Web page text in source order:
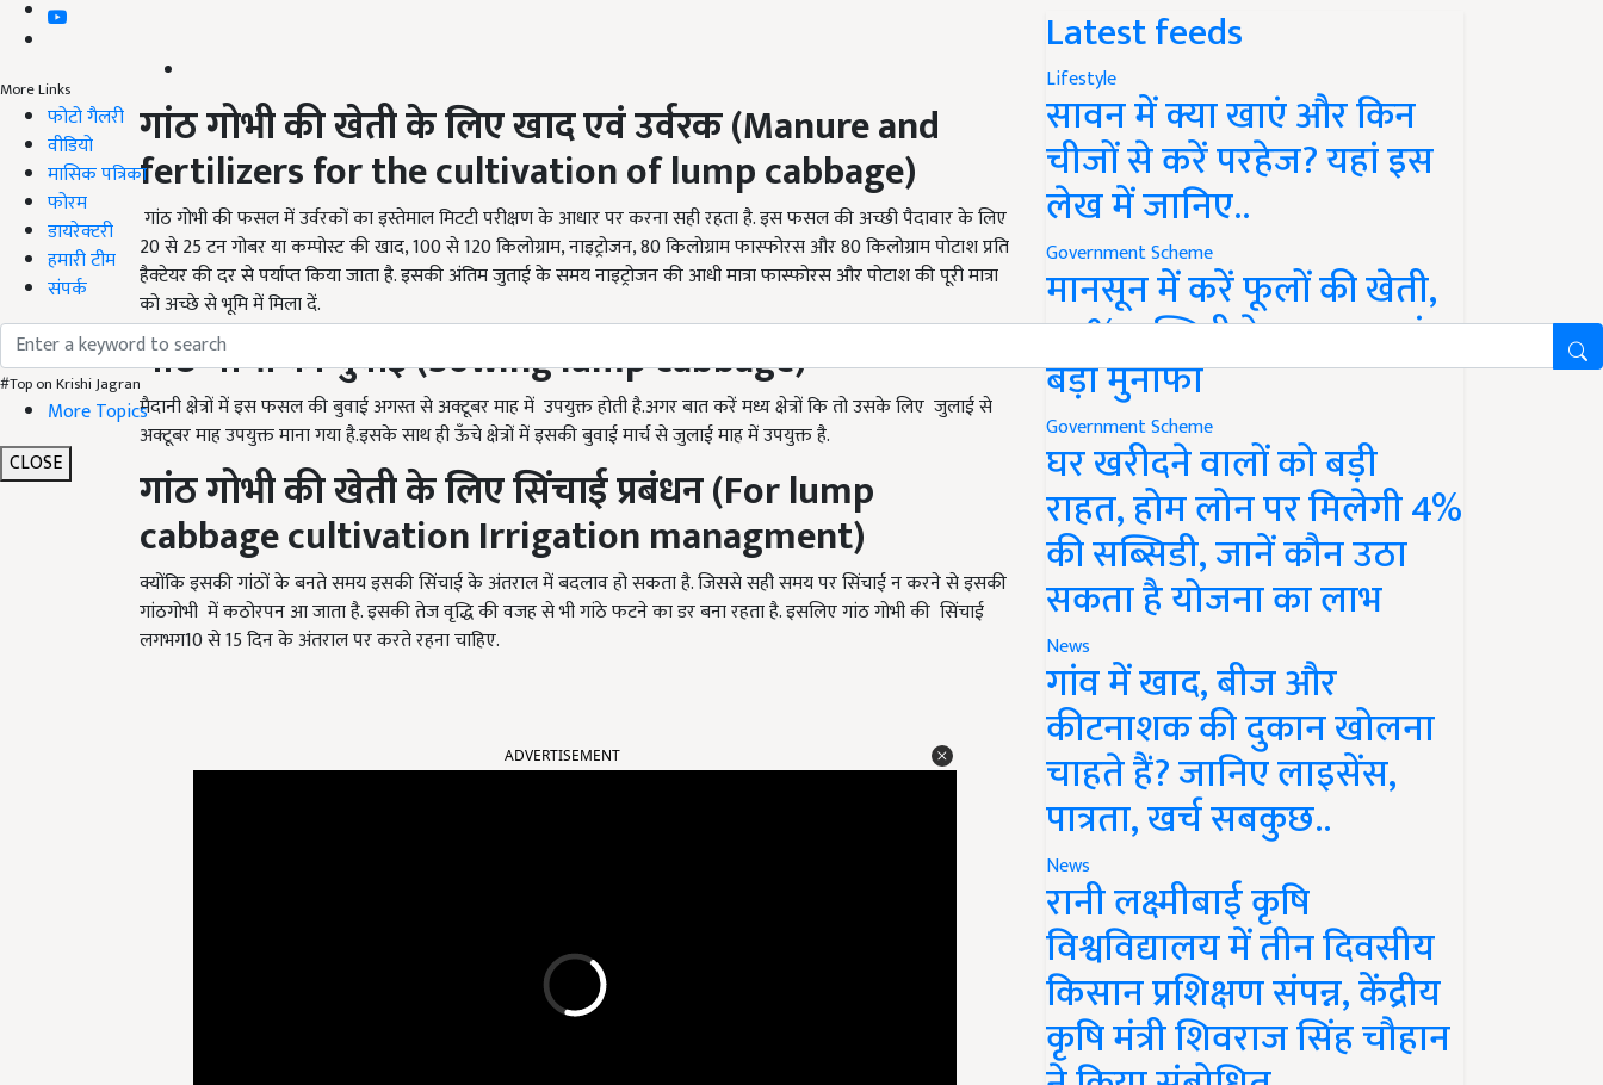
More Links
फोटो गैलरी
वीडियो
मासिक पत्रिका
फोरम
डायरेक्टरी
हमारी टीम
संपर्क
#Top on Krishi Jagran
More Topics
CLOSE
गांठ गोभी की खेती के लिएखाद एवं उर्वरक (Manure and
fertilizers for the cultivation of lump cabbage)
गांठ गोभी की फसल में उर्वरकों का इस्तेमाल मिटटी परीक्षण के आधार पर करना सही रहता है. इस फसल की अच्छी पैदावार के लिए
20से25टन गोबर या कम्पोस्ट की खाद, 100से120किलोग्राम,नाइट्रोजन, 80किलोग्राम फास्फोरस और80किलोग्राम पोटाश प्रति
हैक्टेयर की दर से पर्याप्त किया जाता है. इसकी अंतिम जुताई के समय नाइट्रोजन की आधी मात्रा फास्फोरस और पोटाश की पूरी मात्रा
को अच्छे से भूमि में मिला दें.
गांठ गोभी कीबुवाई (Sowing lump cabbage)
मैदानी क्षेत्रों में इस फसल की बुवाई अगस्त से अक्टूबर माह में उपयुक्त होती है.अगर बात करें मध्य क्षेत्रों कि तो उसके लिए जुलाई से
अक्टूबर माह उपयुक्त माना गया है.इसके साथ ही ऊँचे क्षेत्रों में इसकी बुवाई मार्च से जुलाई माह में उपयुक्त है.
गांठ गोभी की खेती के लिएसिंचाई प्रबंधन (For lump
cabbage cultivation Irrigation managment)
क्योंकि इसकी गांठों के बनते समय इसकी सिंचाई के अंतराल में बदलाव हो सकता है. जिससे सही समय पर सिंचाई न करने से इसकी
गांठगोभी में कठोरपन आ जाता है. इसकी तेज वृद्धि की वजह से भी गांठे फटने का डर बना रहता है. इसलिए गांठ गोभी की सिंचाई
लगभग10से15दिन के अंतराल पर करते रहना चाहिए.
Latest feeds
Lifestyle
सावन में क्या खाएं और किन
चीजों से करें परहेज? यहां इस
लेख में जानिए..
Government Scheme
मानसून में करें फूलों की खेती,
50% सब्सिडी के साथ कमाएं
बड़ा मुनाफा
Government Scheme
घर खरीदने वालों को बड़ी
राहत, होम लोन पर मिलेगी 4%
की सब्सिडी, जानें कौन उठा
सकता है योजना का लाभ
News
गांव में खाद, बीज और
कीटनाशक की दुकान खोलना
चाहते हैं? जानिए लाइसेंस,
पात्रता, खर्च सबकुछ..
News
रानी लक्ष्मीबाई कृषि
विश्वविद्यालय में तीन दिवसीय
किसान प्रशिक्षण संपन्न, केंद्रीय
कृषि मंत्री शिवराज सिंह चौहान